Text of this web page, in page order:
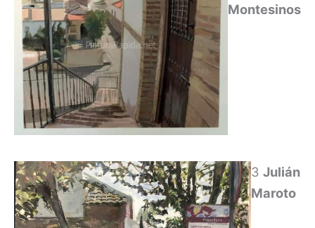
Montesinos
3Julián
Maroto